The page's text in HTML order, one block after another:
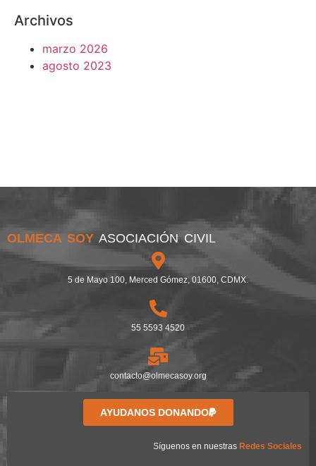
Archivos
marzo 2026
agosto 2023
OLMECA SOY ASOCIACIÓN CIVIL
5 de Mayo 100, Merced Gómez, 01600, CDMX.
55 5593 4520
contacto@olmecasoy.org
AYUDANOS DONANDO
Síguenos en nuestras Redes Sociales